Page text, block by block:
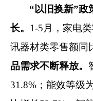
“以旧换新”政
长。 1-5 月 ， 家电
讯器材类零售额同
品需求不断释放。
31.8% ；能效等级